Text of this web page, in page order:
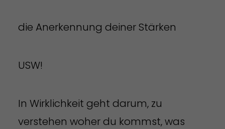
die Anerkennung deiner Stärken
USW!
In Wirklichkeit geht darum, zu
verstehen woher du kommst, was